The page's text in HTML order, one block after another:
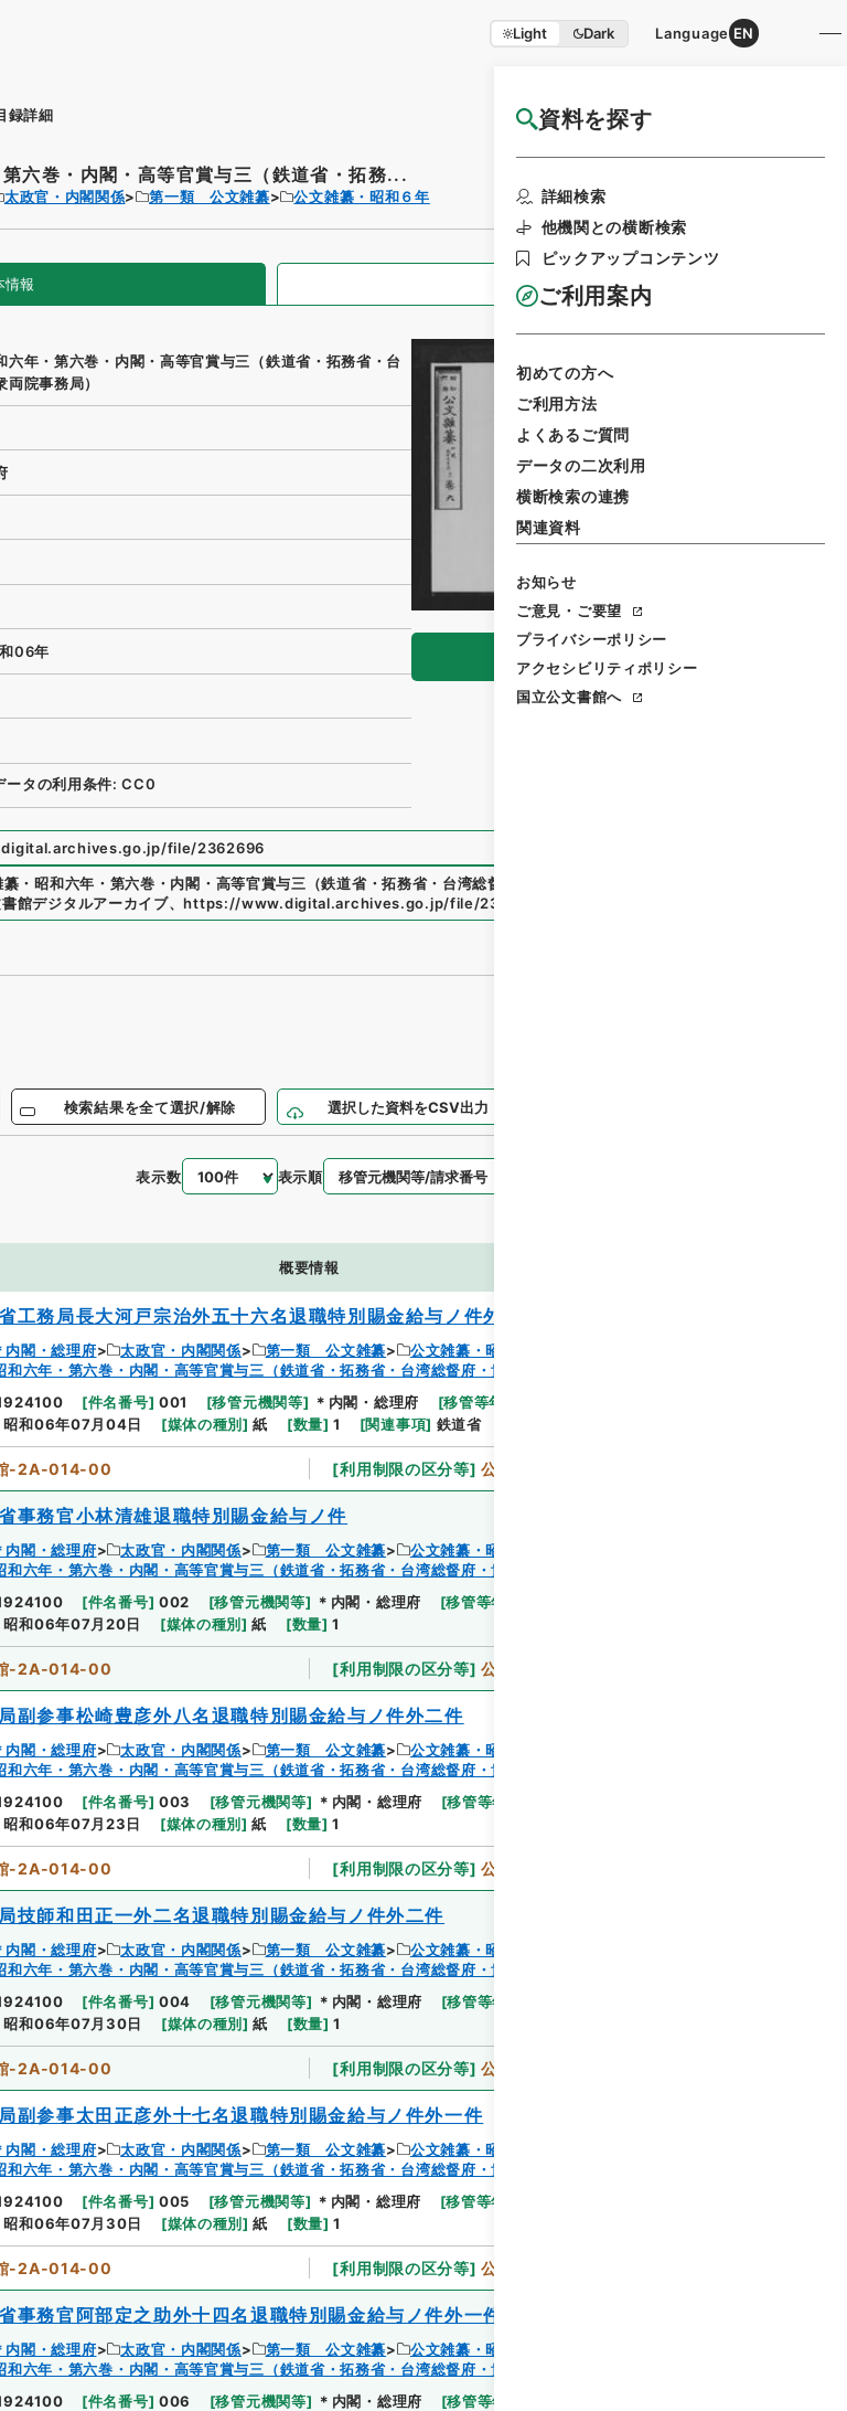
Light Dark Language EN
資料を探す
詳細検索
他機関との横断検索
ピックアップコンテンツ
ご利用案内
初めての方へ
ご利用方法
よくあるご質問
データの二次利用
横断検索の連携
関連資料
お知らせ
ご意見・ご要望
プライバシーポリシー
アクセシビリティポリシー
国立公文書館へ
録詳細 国立公文書館HP利用案内
六巻・内閣・高等官賞与三（鉄道省・拓務...
太政官・内閣関係 第一類 公文雑纂 公文雑纂・昭和６年
情報 全ての情報
六年・第六巻・内閣・高等官賞与三（鉄道省・拓務省・台
院事務局）
06年
ータの利用条件: CC0
file/2362696
纂・昭和六年・第六巻・内閣・高等官賞与三（鉄道省・拓務省・台湾総督府・貴衆両院事務局）
館デジタルアーカイブ、https://www.digital.archives.go.jp/file/2362696
検索結果を全て選択/解除 選択した資料をCSV出力
表示数 表示順
概要情報
工務局長大河戸宗治外五十六名退職特別賜金給与ノ件外九件
内閣・総理府 太政官・内閣関係 第一類 公文雑纂
公文雑纂・昭和６年
和六年・第六巻・内閣・高等官賞与三（鉄道省・拓務省・台湾総督府・貴衆両院事務局）
[件名番号] 001 [移管元機関等] ＊内閣・総理府 [移管等年度
昭和06年07月04日 [媒体の種別] 紙 [数量] 1 [関連事項] 鉄道省
-2A-014-00 [利用制限の区分等] 公開
事務官小林清雄退職特別賜金給与ノ件
内閣・総理府 太政官・内閣関係 第一類 公文雑纂
公文雑纂・昭和６年
和六年・第六巻・内閣・高等官賞与三（鉄道省・拓務省・台湾総督府・貴衆両院事務局）
[件名番号] 002 [移管元機関等] ＊内閣・総理府 [移管等年度
昭和06年07月20日 [媒体の種別] 紙 [数量] 1
-2A-014-00 [利用制限の区分等] 公開
副参事松崎豊彦外八名退職特別賜金給与ノ件外二件
内閣・総理府 太政官・内閣関係 第一類 公文雑纂
公文雑纂・昭和６年
和六年・第六巻・内閣・高等官賞与三（鉄道省・拓務省・台湾総督府・貴衆両院事務局）
[件名番号] 003 [移管元機関等] ＊内閣・総理府 [移管等年度
昭和06年07月23日 [媒体の種別] 紙 [数量] 1
-2A-014-00 [利用制限の区分等] 公開
技師和田正一外二名退職特別賜金給与ノ件外二件
内閣・総理府 太政官・内閣関係 第一類 公文雑纂
公文雑纂・昭和６年
和六年・第六巻・内閣・高等官賞与三（鉄道省・拓務省・台湾総督府・貴衆両院事務局）
[件名番号] 004 [移管元機関等] ＊内閣・総理府 [移管等年度
昭和06年07月30日 [媒体の種別] 紙 [数量] 1
-2A-014-00 [利用制限の区分等] 公開
副参事太田正彦外十七名退職特別賜金給与ノ件外一件
内閣・総理府 太政官・内閣関係 第一類 公文雑纂
公文雑纂・昭和６年
和六年・第六巻・内閣・高等官賞与三（鉄道省・拓務省・台湾総督府・貴衆両院事務局）
[件名番号] 005 [移管元機関等] ＊内閣・総理府 [移管等年度
昭和06年07月30日 [媒体の種別] 紙 [数量] 1
-2A-014-00 [利用制限の区分等] 公開
事務官阿部定之助外十四名退職特別賜金給与ノ件外一件
内閣・総理府 太政官・内閣関係 第一類 公文雑纂
公文雑纂・昭和６年
和六年・第六巻・内閣・高等官賞与三（鉄道省・拓務省・台湾総督府・貴衆両院事務局）
[件名番号] 006 [移管元機関等] ＊内閣・総理府 [移管等年度